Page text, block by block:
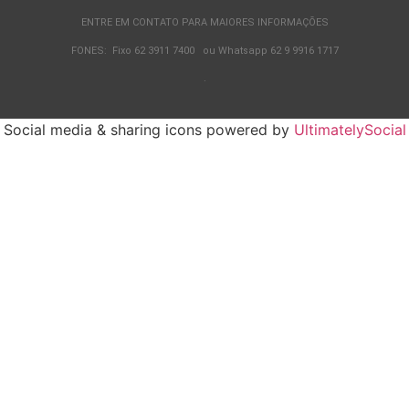
ENTRE EM CONTATO PARA MAIORES INFORMAÇÕES
FONES: Fixo 62 3911 7400 ou Whatsapp 62 9 9916 1717
.
Social media & sharing icons powered by UltimatelySocial